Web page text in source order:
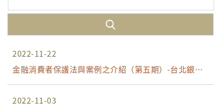
2022-11-22
金融消費者保護法與案例之介紹（第五期）-台北銀行
場
2022-11-03